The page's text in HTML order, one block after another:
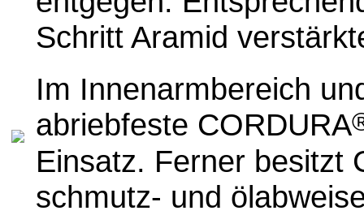
Schritt Aramid
Im Innenarmbereich
abriebfeste CORDURA
Einsatz. Ferner besitzt
schmutz- und